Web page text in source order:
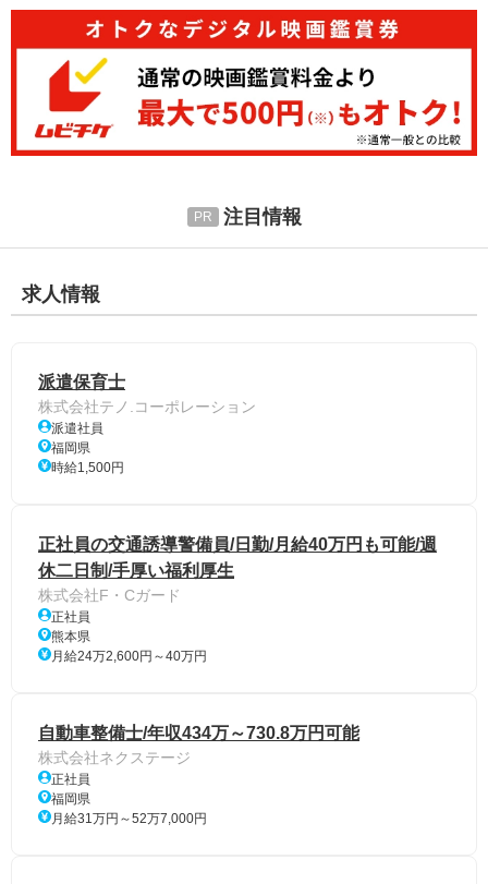
注目情報
求人情報
派遣保育士
株式会社テノ.コーポレーション
派遣社員
福岡県
時給1,500円
正社員の交通誘導警備員/日勤/月給40万円も可能/週
休二日制/手厚い福利厚生
株式会社F・Cガード
正社員
熊本県
月給24万2,600円～40万円
自動車整備士/年収434万～730.8万円可能
株式会社ネクステージ
正社員
福岡県
月給31万円～52万7,000円